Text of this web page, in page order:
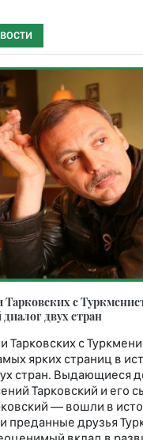
Тарковских с
двух стран
Тарковских с
ярких страниц в
стран. Выдающиеся
Тарковский и его
— вошли в
преданные друзья